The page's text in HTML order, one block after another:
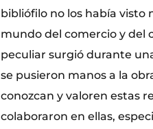
bibliófilo no los había visto
mundo del comercio y del
peculiar surgió durante
se pusieron manos a la
conozcan y valoren estas
colaboraron en ellas,